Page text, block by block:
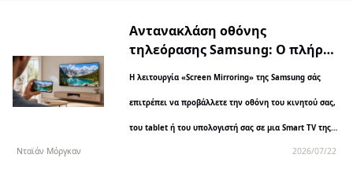
ανοίξτε...
Αντανακλάση οθόνης
τηλεόρασης Samsung: Ο πλήρης
Η λειτουργία «Screen Mirroring» της Samsung σάς
επιτρέπει να προβάλλετε την οθόνη του κινητού σας,
του tablet ή του υπολογιστή σας σε μια Smart TV της
Samsung, ασύρματα ή μέσω καλωδίου. Οι τηλεοράσεις
Νταϊάν Μόργκαν 2026/07/22